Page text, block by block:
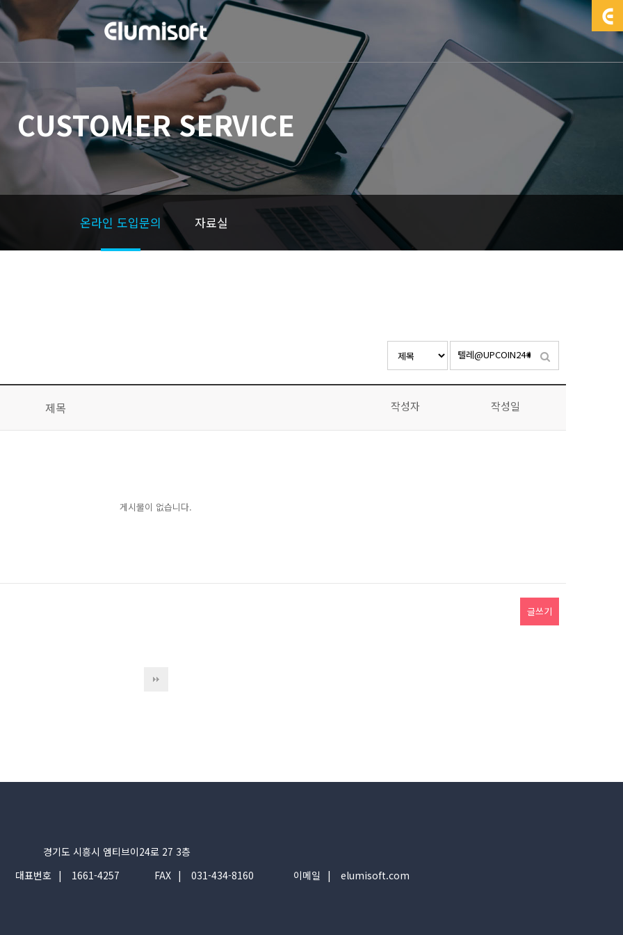
CUSTOMER SERVICE
온라인 도입문의 자료실
제목 작성자 작성일
게시물이 없습니다.
글쓰기
경기도 시흥시 엠티브이24로 27 3층
대표번호
1661-4257 FAX 031-434-8160 이메일 elumisoft.com